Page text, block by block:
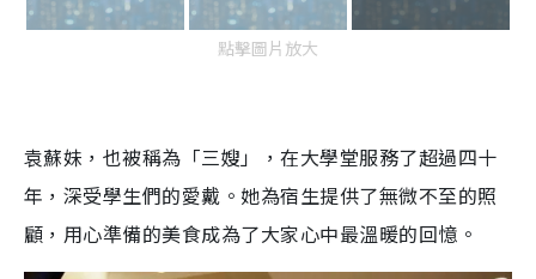
點擊圖片放大
袁蘇妹，也被稱為「三嫂」，在大學堂服務了超過四十
年，深受學生們的愛戴。她為宿生提供了無微不至的照
顧，用心準備的美食成為了大家心中最溫暖的回憶。